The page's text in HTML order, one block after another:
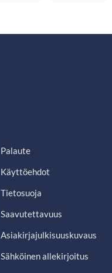
Palaute
Käyttöehdot
Tietosuoja
Saavutettavuus
Asiakirjajulkisuuskuvaus
Sähköinen allekirjoitus